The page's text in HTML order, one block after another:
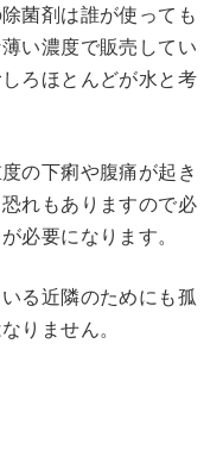
菌剤は誰が使っても
い濃度で販売してい
ろほとんどが水と考
の下痢や腹痛が起き
れもありますので必
必要になります。
る近隣のためにも孤
りません。